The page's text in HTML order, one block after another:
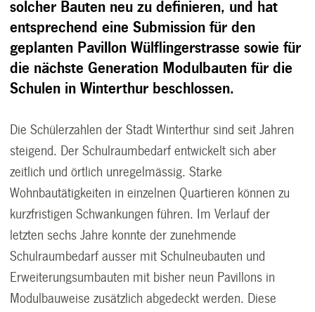
solcher Bauten neu zu definieren, und hat
entsprechend eine Submission für den
geplanten Pavillon Wülflingerstrasse sowie für
die nächste Generation Modulbauten für die
Schulen in Winterthur beschlossen.
Die Schülerzahlen der Stadt Winterthur sind seit Jahren
steigend. Der Schulraumbedarf entwickelt sich aber
zeitlich und örtlich unregelmässig. Starke
Wohnbautätigkeiten in einzelnen Quartieren können zu
kurzfristigen Schwankungen führen. Im Verlauf der
letzten sechs Jahre konnte der zunehmende
Schulraumbedarf ausser mit Schulneubauten und
Erweiterungsumbauten mit bisher neun Pavillons in
Modulbauweise zusätzlich abgedeckt werden. Diese